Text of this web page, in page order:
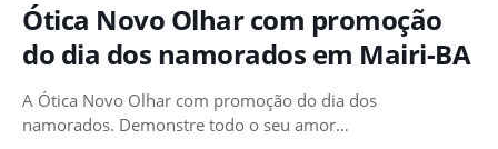
Ótica Novo Olhar com promoção
do dia dos namorados em Mairi-BA
A Ótica Novo Olhar com promoção do dia dos
namorados. Demonstre todo o seu amor…